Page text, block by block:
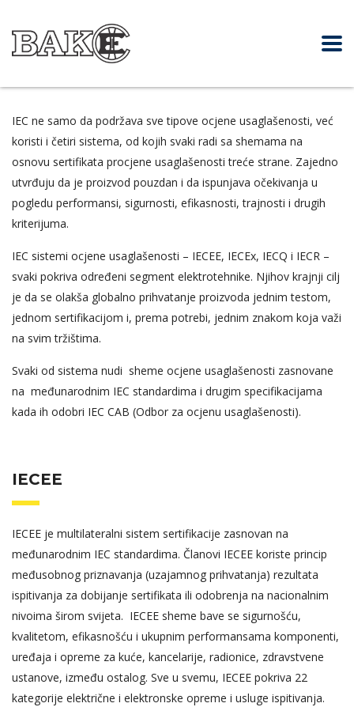
IEC ne samo da podržava sve tipove ocjene usaglašenosti, već
koristi i četiri sistema, od kojih svaki radi sa shemama na
osnovu sertifikata procjene usaglašenosti treće strane. Zajedno
utvrđuju da je proizvod pouzdan i da ispunjava očekivanja u
pogledu performansi, sigurnosti, efikasnosti, trajnosti i drugih
kriterijuma.
IEC sistemi ocjene usaglašenosti – IECEE, IECEx, IECQ i IECR –
svaki pokriva određeni segment elektrotehnike. Njihov krajnji cilj
je da se olakša globalno prihvatanje proizvoda jednim testom,
jednom sertifikacijom i, prema potrebi, jednim znakom koja važi
na svim tržištima.
Svaki od sistema nudi sheme ocjene usaglašenosti zasnovane
na međunarodnim IEC standardima i drugim specifikacijama
kada ih odobri IEC CAB (Odbor za ocjenu usaglašenosti).
IECEE
IECEE je multilateralni sistem sertifikacije zasnovan na
međunarodnim IEC standardima. Članovi IECEE koriste princip
međusobnog priznavanja (uzajamnog prihvatanja) rezultata
ispitivanja za dobijanje sertifikata ili odobrenja na nacionalnim
nivoima širom svijeta. IECEE sheme bave se sigurnošću,
kvalitetom, efikasnošću i ukupnim performansama komponenti,
uređaja i opreme za kuće, kancelarije, radionice, zdravstvene
ustanove, između ostalog. Sve u svemu, IECEE pokriva 22
kategorije električne i elektronske opreme i usluge ispitivanja.